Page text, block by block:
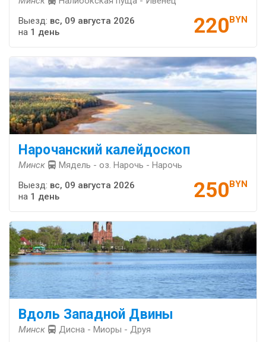
220BYN
Выезд: вс, 09 августа 2026
на 1 день
Нарочанский калейдоскоп
Минск Мядель - оз. Нарочь - Нарочь
250BYN
Выезд: вс, 09 августа 2026
на 1 день
Вдоль Западной Двины
Минск Дисна - Миоры - Друя